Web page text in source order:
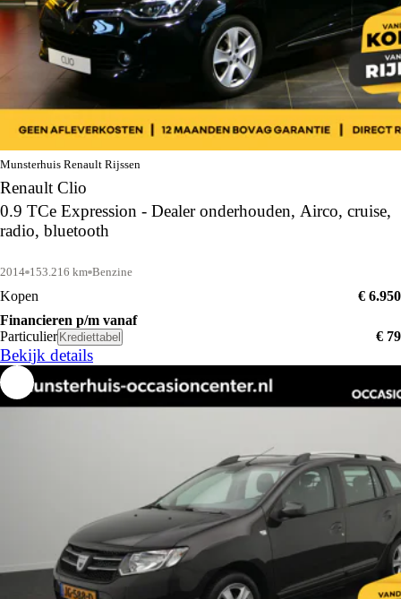
Munsterhuis Renault Rijssen
Renault Clio
0.9 TCe Expression - Dealer onderhouden, Airco, cruise,
radio, bluetooth
2014 153.216 km Benzine
Kopen
€ 6.950
Financieren p/m vanaf
Particulier Krediettabel € 79
Bekijk details